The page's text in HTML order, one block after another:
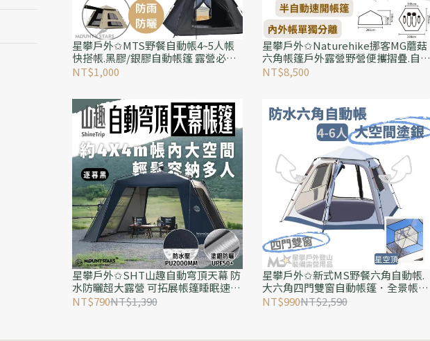
星攀戶外✩MTS野餐自動帳4~5人帳
快搭帳.黑膠/銀膠自動帳篷 露營必備
好收納休閒帳.公園帳.四方頂速搭帳/
防雨防曬遮陽
NT$1,000
星攀戶外✩Naturehike挪客MG蘑菇
六角帳篷戶外露營野營便攜摺疊.自動
速開＋加厚露營防暴雨.六邊形帳篷/
蒙古包設計
NT$8,500
星攀戶外✩SHT山趣自動穹頂天幕 防
水防曬超大露營 可拓展帳篷睡眠速開
帳篷 4X4帳內大空間 一體式自動支架
NT$790NT$1,390
星攀戶外✩新式MS野餐六角自動帳.
大六角四門雙窗自動帳篷．全景帳篷
通風防曬防水六角帳（春夏郊遊露營
NT$990NT$2,590